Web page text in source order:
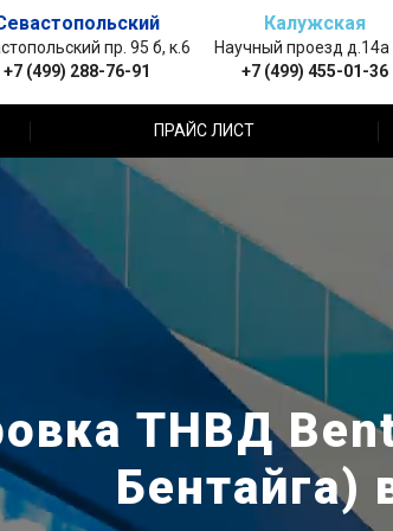
пр. 95 б, к.6
+7 (499) 288-76-91
Калужская
Научный проезд д.14а
+7 (499) 455-01-36
ПРАЙС ЛИСТ
ТНВД
Бентайга)